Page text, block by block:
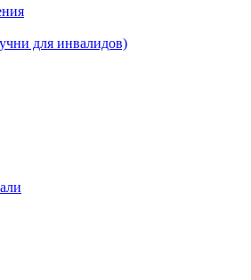
для инвалидов)